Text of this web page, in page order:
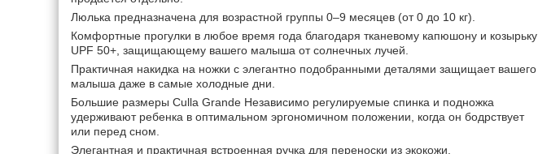
Люлька предназначена для возрастной группы 0–9 месяцев (от 0 до 10 кг).
Комфортные прогулки в любое время года благодаря тканевому капюшону и козырьку
UPF 50+, защищающему вашего малыша от солнечных лучей.
Практичная накидка на ножки с элегантно подобранными деталями защищает вашего
малыша даже в самые холодные дни.
Большие размеры Culla Grande Независимо регулируемые спинка и подножка
удерживают ребенка в оптимальном эргономичном положении, когда он бодрствует
или перед сном.
Элегантная и практичная встроенная ручка для переноски из экокожи.